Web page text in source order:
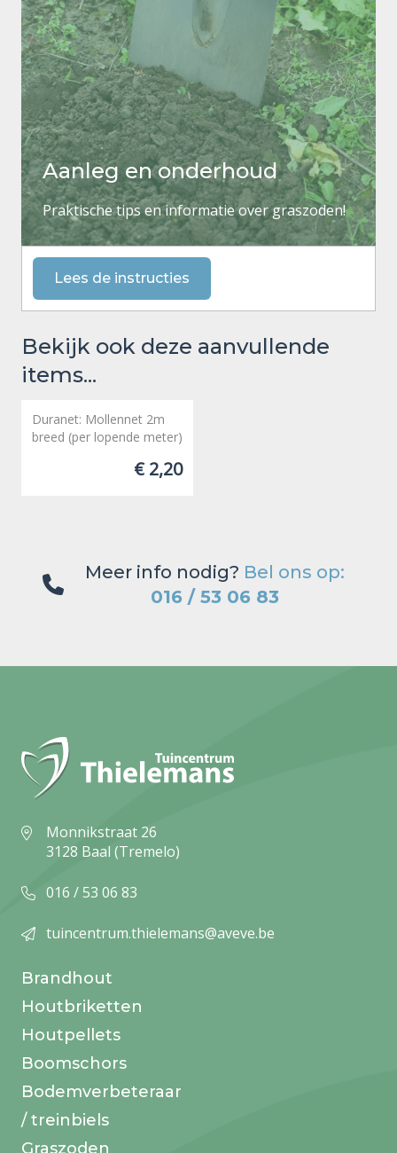
Aanleg en onderhoud
Praktische tips en informatie over graszoden!
Lees de instructies
Bekijk ook deze aanvullende
items...
Duranet: Mollennet 2m
breed (per lopende meter)
€ 2,20
Meer info nodig? Bel ons op:
016 / 53 06 83
Monnikstraat 26
3128 Baal (Tremelo)
016 / 53 06 83
tuincentrum.thielemans@aveve.be
Brandhout
Houtbriketten
Houtpellets
Boomschors
Bodemverbeteraar
/ treinbiels
Graszoden